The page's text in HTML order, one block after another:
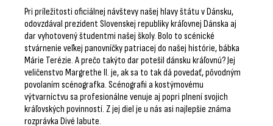
Pri príležitosti oficiálnej návštevy našej hlavy štátu v Dánsku,
odovzdával prezident Slovenskej republiky kráľovnej Dánska aj
dar vyhotovený študentmi našej školy. Bolo to scénické
stvárnenie veľkej panovníčky patriacej do našej histórie, bábka
Márie Terézie. A prečo takýto dar potešil dánsku kráľovnú? Jej
veličenstvo Margrethe II. je, ak sa to tak dá povedať, pôvodným
povolaním scénografka. Scénografii a kostýmovému
výtvarníctvu sa profesionálne venuje aj popri plnení svojich
kráľovských povinností. Z jej diel je u nás asi najlepšie známa
rozprávka Divé labute.